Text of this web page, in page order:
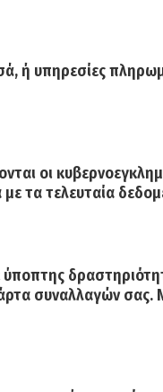
ή υπηρεσίες
οι
τα τελευταία
ύποπτης
συναλλαγών σας.